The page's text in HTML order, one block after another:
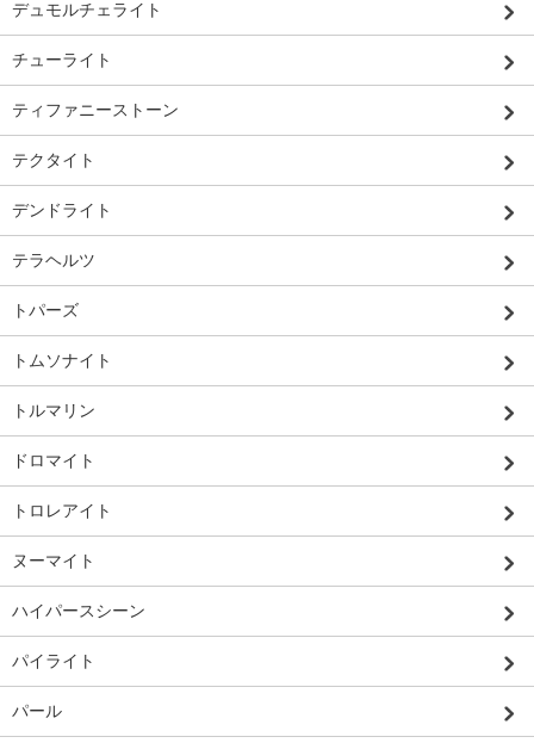
デュモルチェライト
チューライト
ティファニーストーン
テクタイト
デンドライト
テラヘルツ
トパーズ
トムソナイト
トルマリン
ドロマイト
トロレアイト
ヌーマイト
ハイパースシーン
パイライト
パール